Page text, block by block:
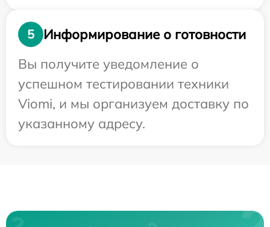
5
Информирование о готовности
Вы получите уведомление о
успешном тестировании техники
Viomi, и мы организуем доставку по
указанному адресу.